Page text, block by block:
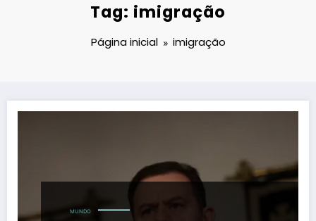
Tag: imigração
Página inicial imigração
MUNDO